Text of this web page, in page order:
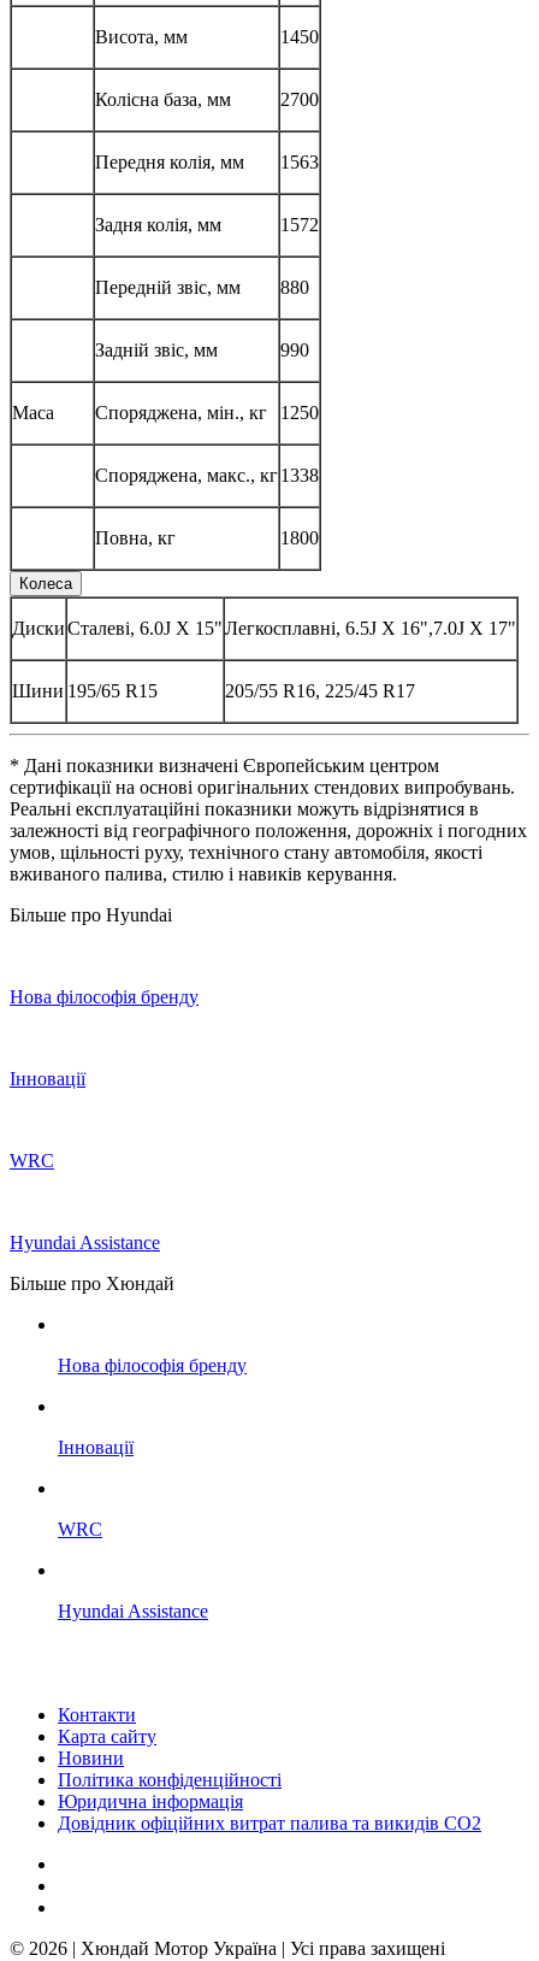
Висота, мм 1450
Колісна база, мм 2700
Передня колія, мм 1563
Задня колія, мм 1572
Передній звіс, мм 880
Задній звіс, мм 990
Маса Споряджена, мін., кг 1250
Споряджена, макс., кг1338
Повна, кг 1800
Колеса
ДискиСталеві, 6.0J X 15"Легкосплавні, 6.5J X 16",7.0J X 17"
Шини 195/65 R15 205/55 R16, 225/45 R17
* Дані показники визначені Європейським центром
сертифікації на основі оригінальних стендових випробувань.
Реальні експлуатаційні показники можуть відрізнятися в
залежності від географічного положення, дорожніх і погодних
умов, щільності руху, технічного стану автомобіля, якості
вживаного палива, стилю і навиків керування.
Більше про Hyundai
Нова філософія бренду
Інновації
WRC
Hyundai Assistance
Більше про Хюндай
Нова філософія бренду
Інновації
WRC
Hyundai Assistance
Контакти
Карта сайту
Новини
Політика конфіденційності
Юридична інформація
Довідник офіційних витрат палива та викидів СО2
© 2026 | Хюндай Мотор Україна | Усі права захищені